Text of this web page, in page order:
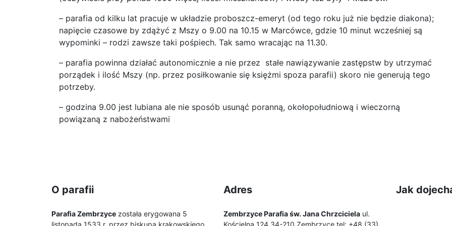
– parafia od kilku lat pracuje w układzie proboszcz-emeryt (od tego roku już nie będzie diakona);
napięcie czasowe by zdążyć z Mszy o 9.00 na 10.15 w Marcówce, gdzie 10 minut wcześniej są
wypominki – rodzi zawsze taki pośpiech. Tak samo wracając na 11.30.
– parafia powinna działać autonomicznie a nie przez stałe nawiązywanie zastępstw by utrzymać
porządek i ilość Mszy (np. przez posiłkowanie się księżmi spoza parafii) skoro nie generują tego
potrzeby.
– godzina 9.00 jest lubiana ale nie sposób usunąć poranną, okołopołudniową i wieczorną
powiązaną z nabożeństwami
O parafii
Parafia Zembrzyce została erygowana 5
listopada 1533 r. przez biskupa krakowskiego
Adres
Zembrzyce Parafia św. Jana Chrzciciela ul.
Kościelna 124 34-210 Zembrzyce tel: +48 (33)
Jak